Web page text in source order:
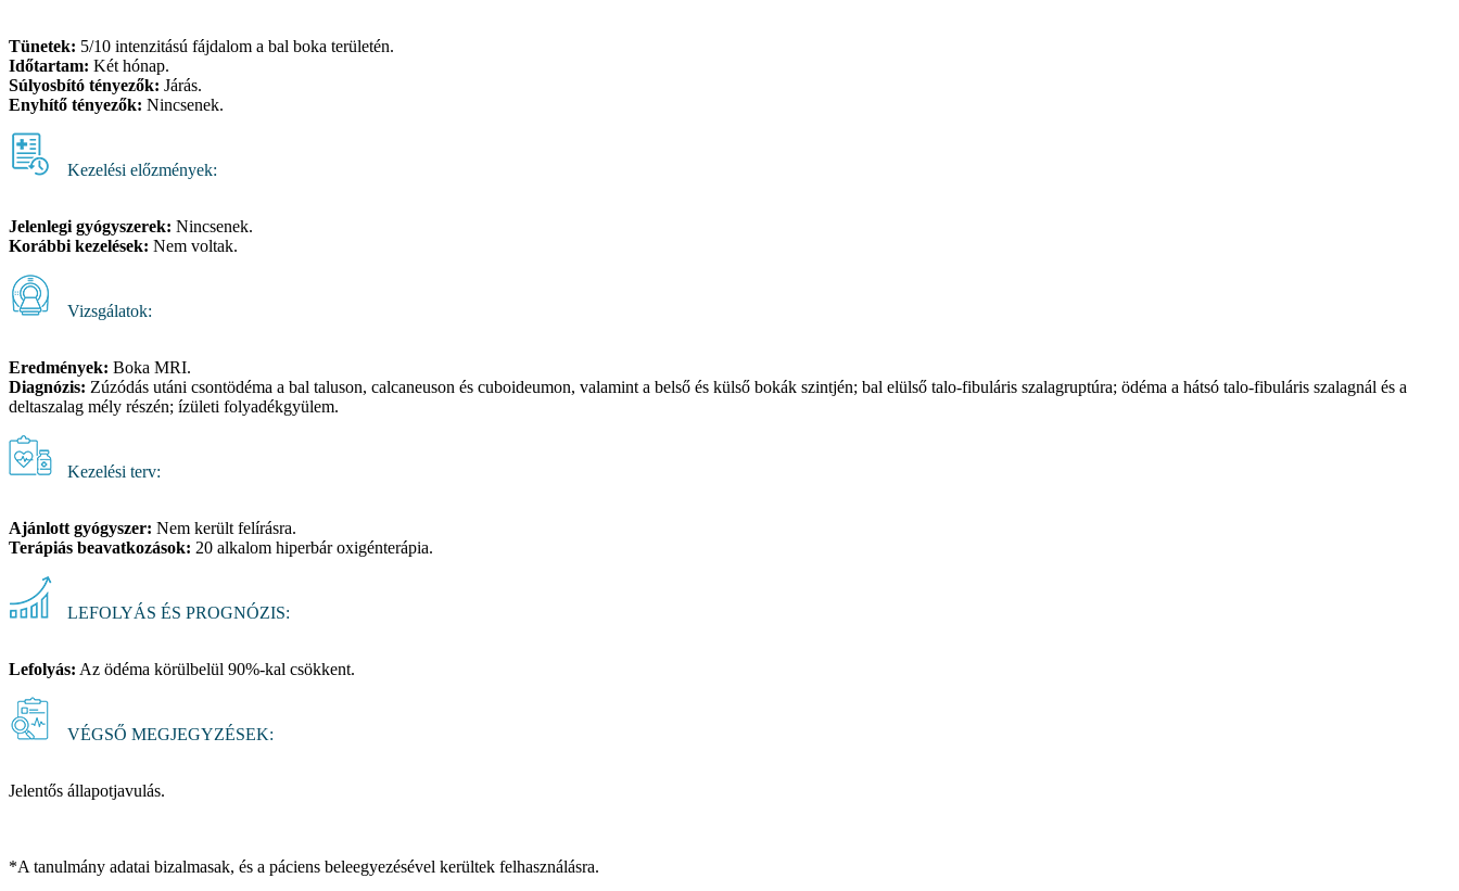
Tünetek: 5/10 intenzitású fájdalom a bal boka területén.
Időtartam: Két hónap.
Súlyosbító tényezők: Járás.
Enyhítő tényezők: Nincsenek.
Kezelési előzmények:
Jelenlegi gyógyszerek: Nincsenek.
Korábbi kezelések: Nem voltak.
Vizsgálatok:
Eredmények: Boka MRI.
Diagnózis: Zúzódás utáni csontödéma a bal taluson, calcaneuson és cuboideumon, valamint a belső és külső bokák szintjén; bal elülső talo-fibuláris szalagruptúra; ödéma a hátsó talo-fibuláris szalagnál és a
deltaszalag mély részén; ízületi folyadékgyülem.
Kezelési terv:
Ajánlott gyógyszer: Nem került felírásra.
Terápiás beavatkozások: 20 alkalom hiperbár oxigénterápia.
LEFOLYÁS ÉS PROGNÓZIS:
Lefolyás: Az ödéma körülbelül 90%-kal csökkent.
VÉGSŐ MEGJEGYZÉSEK:
Jelentős állapotjavulás.
*A tanulmány adatai bizalmasak, és a páciens beleegyezésével kerültek felhasználásra.